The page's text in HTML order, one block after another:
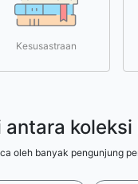
Kesusastraan
koleksi
oleh banyak pengunjung